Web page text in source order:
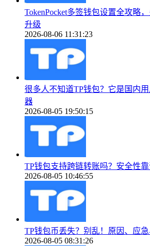
TokenPocket多签钱包设置全攻略
升级
2026-08-06 11:31:23
很多人不知道TP钱包？它是国内用
器
2026-08-05 19:50:15
TP钱包支持跨链转账吗？安全性
2026-08-05 10:46:55
TP钱包币丢失？别乱！原因、应
2026-08-05 08:31:26